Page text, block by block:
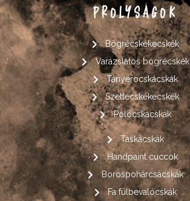
PROLYSÁGOK
Bögrécskékecskék
Varázslatos bögrécskék
Tányérocskácskák
Szettecskékecskék
Pólócskácskák
Táskácskák
Handpaint cuccok
Borospohárcsácskák
Fa fülbevalócskák